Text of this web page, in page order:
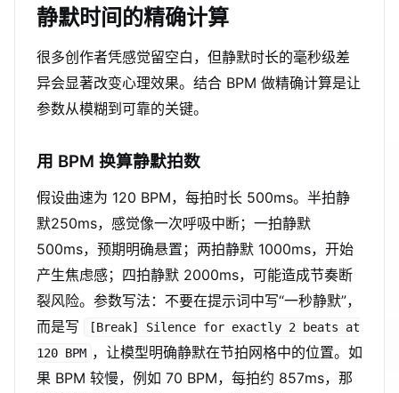
静默时间的精确计算
很多创作者凭感觉留空白，但静默时长的毫秒级差
异会显著改变心理效果。结合 BPM 做精确计算是让
参数从模糊到可靠的关键。
用 BPM 换算静默拍数
假设曲速为 120 BPM，每拍时长 500ms。半拍静
默250ms，感觉像一次呼吸中断；一拍静默
500ms，预期明确悬置；两拍静默 1000ms，开始
产生焦虑感；四拍静默 2000ms，可能造成节奏断
裂风险。参数写法：不要在提示词中写“一秒静默”，
而是写
[Break] Silence for exactly 2 beats at
120 BPM ，让模型明确静默在节拍网格中的位置。如
果 BPM 较慢，例如 70 BPM，每拍约 857ms，那